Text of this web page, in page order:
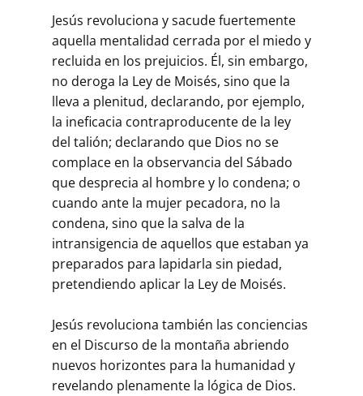
Jesús revoluciona y sacude fuertemente
aquella mentalidad cerrada por el miedo y
recluida en los prejuicios. Él, sin embargo,
no deroga la Ley de Moisés, sino que la
lleva a plenitud, declarando, por ejemplo,
la ineficacia contraproducente de la ley
del talión; declarando que Dios no se
complace en la observancia del Sábado
que desprecia al hombre y lo condena; o
cuando ante la mujer pecadora, no la
condena, sino que la salva de la
intransigencia de aquellos que estaban ya
preparados para lapidarla sin piedad,
pretendiendo aplicar la Ley de Moisés.
Jesús revoluciona también las conciencias
en el Discurso de la montaña abriendo
nuevos horizontes para la humanidad y
revelando plenamente la lógica de Dios.